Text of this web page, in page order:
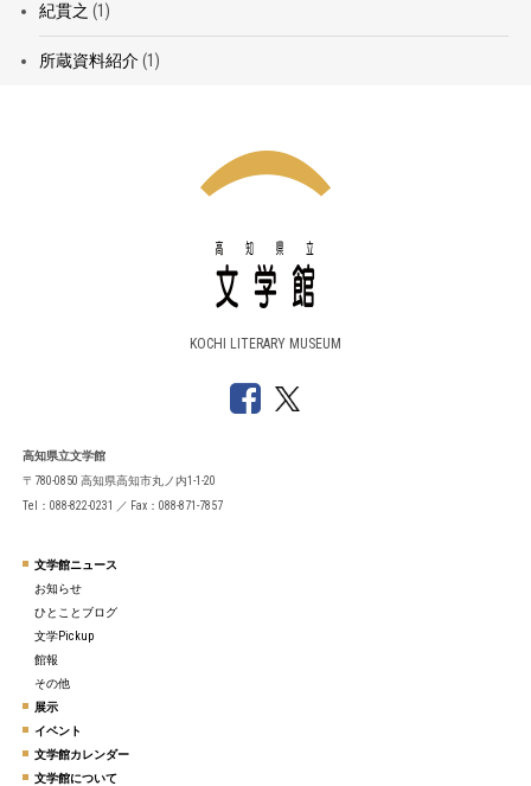
紀貫之 (1)
所蔵資料紹介(1)
KOCHI LITERARY MUSEUM
高知県立文学館
〒780-0850 高知県高知市丸ノ内1-1-20
Tel：088-822-0231 ／ Fax：088-871-7857
文学館ニュース
お知らせ
ひとことブログ
文学Pickup
館報
その他
展示
イベント
文学館カレンダー
文学館について